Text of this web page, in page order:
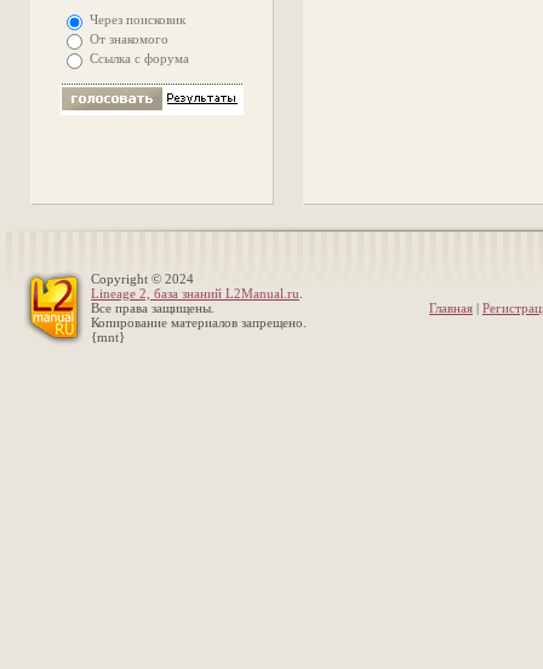
Через поисковик
От знакомого
Ссылка с форума
Copyright © 2024
Lineage 2, база знаний L2Manual.ru
Все права защищены.
Копирование материалов запрещено.
{mnt}
Главная |